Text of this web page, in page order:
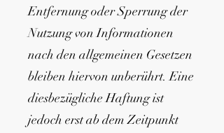
Entfernung oder Sperrung der
Nutzung von Informationen
nach den allgemeinen Gesetzen
bleiben hiervon unberührt. Eine
diesbezügliche Haftung ist
jedoch erst ab dem Zeitpunkt